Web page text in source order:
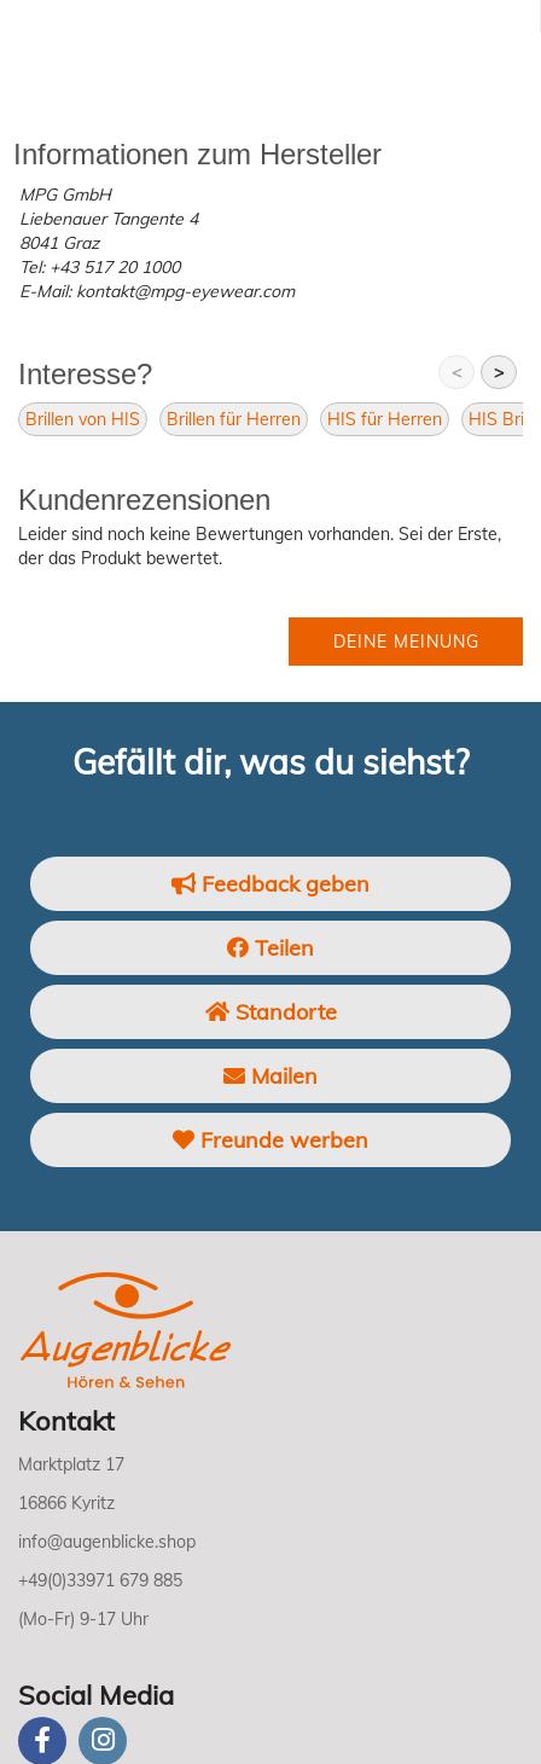
Informationen zum Hersteller
MPG GmbH
Liebenauer Tangente 4
8041 Graz
Tel: +43 517 20 1000
E-Mail: kontakt@mpg-eyewear.com
Interesse? < >
Brillen von HIS Brillen für Herren HIS für Herren HIS
Kundenrezensionen
Leider sind noch keine Bewertungen vorhanden. Sei der Erste,
der das Produkt bewertet.
DEINE MEINUNG
Gefällt dir, was du siehst?
Feedback geben
Teilen
Standorte
Mailen
Freunde werben
Kontakt
Marktplatz 17
16866 Kyritz
info@augenblicke.shop
+49(0)33971 679 885
(Mo-Fr) 9-17 Uhr
Social Media